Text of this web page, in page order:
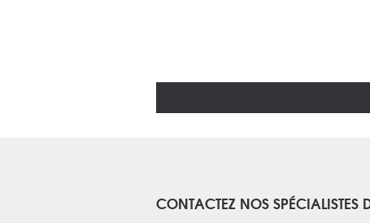
CONTACTEZ NOS SPÉCIALISTES